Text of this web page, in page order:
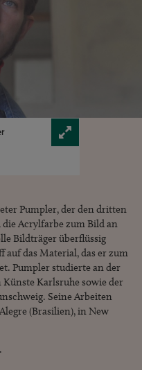
Pumpler, der den dritten
Acrylfarbe zum Bild an
Bildträger überflüssig
das Material, das er zum
Pumpler studierte an der
Karlsruhe sowie der
Seine Arbeiten
(Brasilien), in New